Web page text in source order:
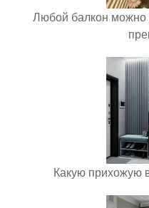
Любой балкон можно
Какую прихожую